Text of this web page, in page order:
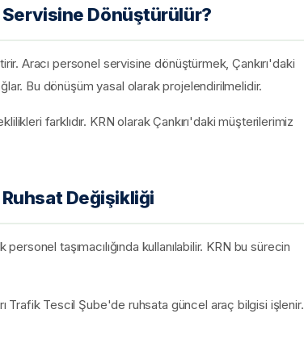
Servisine Dönüştürülür?
Aracı personel servisine dönüştürmek, Çankırı'daki
Bu dönüşüm yasal olarak projelendirilmelidir.
farklıdır. KRN olarak Çankırı'daki müşterilerimiz
Değişikliği
personel taşımacılığında kullanılabilir. KRN bu sürecin
Trafik Tescil Şube'de ruhsata güncel araç bilgisi işlenir.